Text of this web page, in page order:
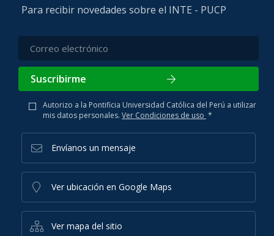
Para recibir novedades sobre el INTE - PUCP
Suscribirme
Autorizo a la Pontificia Universidad Católica del Perú a utilizar
mis datos personales. Ver Condiciones de uso *
Envíanos un mensaje
Ver ubicación en Google Maps
Ver mapa del sitio